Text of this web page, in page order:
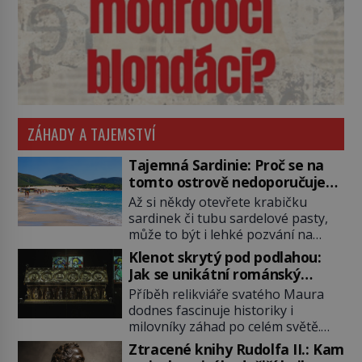
ZÁHADY A TAJEMSTVÍ
Tajemná Sardinie: Proč se na
tomto ostrově nedoporučuje
pytlovat „mořské brambory“?
Až si někdy otevřete krabičku
sardinek či tubu sardelové pasty,
může to být i lehké pozvání na
cestu do srdce Středozemního
moře, na ostrov hrdých Sardů.
Věděli jste, že to byl právě italský
ostrov Sardinie, jenž těmto
produktům moře propůjčil své
jméno. Co dalšího je pro Sardinii
typické a pro Středoevropana
Klenot skrytý pod podlahou:
Jak se unikátní románský
poklad dostal do zapadlého
Bečova?
Příběh relikviáře svatého Maura
dodnes fascinuje historiky i
milovníky záhad po celém světě.
Tato románská zlatnická památka
Ztracené knihy Rudolfa II.: Kam